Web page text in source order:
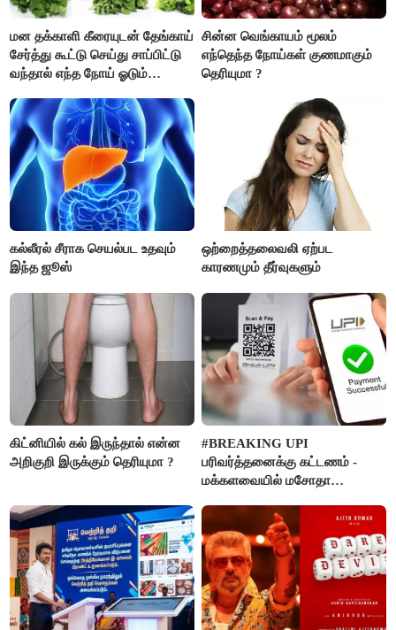
மன தக்காளி கீரையுடன் தேங்காய்
சேர்த்து கூட்டு செய்து சாப்பிட்டு
வந்தால் எந்த நோய் ஓடும்
சின்ன வெங்காயம் மூலம்
எந்தெந்த நோய்கள் குணமாகும்
தெரியுமா ?
கல்லீரல் சீராக செயல்பட உதவும்
இந்த ஜூஸ்
ஒற்றைத்தலைவலி ஏற்பட
காரணமும் தீர்வுகளும்
கிட்னியில் கல் இருந்தால் என்ன
அறிகுறி இருக்கும் தெரியுமா ?
#BREAKING UPI
பரிவர்த்தனைக்கு கட்டணம் -
மக்களவையில் மசோதா